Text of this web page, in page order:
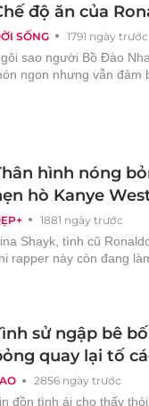
SỐNG 1791 ngày trước
độ ăn của
sao người Bồ Đào
ngon nhưng vẫn đảm
1881 ngày trước
hình nóng
hò Kanye
Shayk, tình cũ
rapper này còn đang
2856 ngày trước
sử ngập bê
quay lại tố
đồn tình ái cho thấy